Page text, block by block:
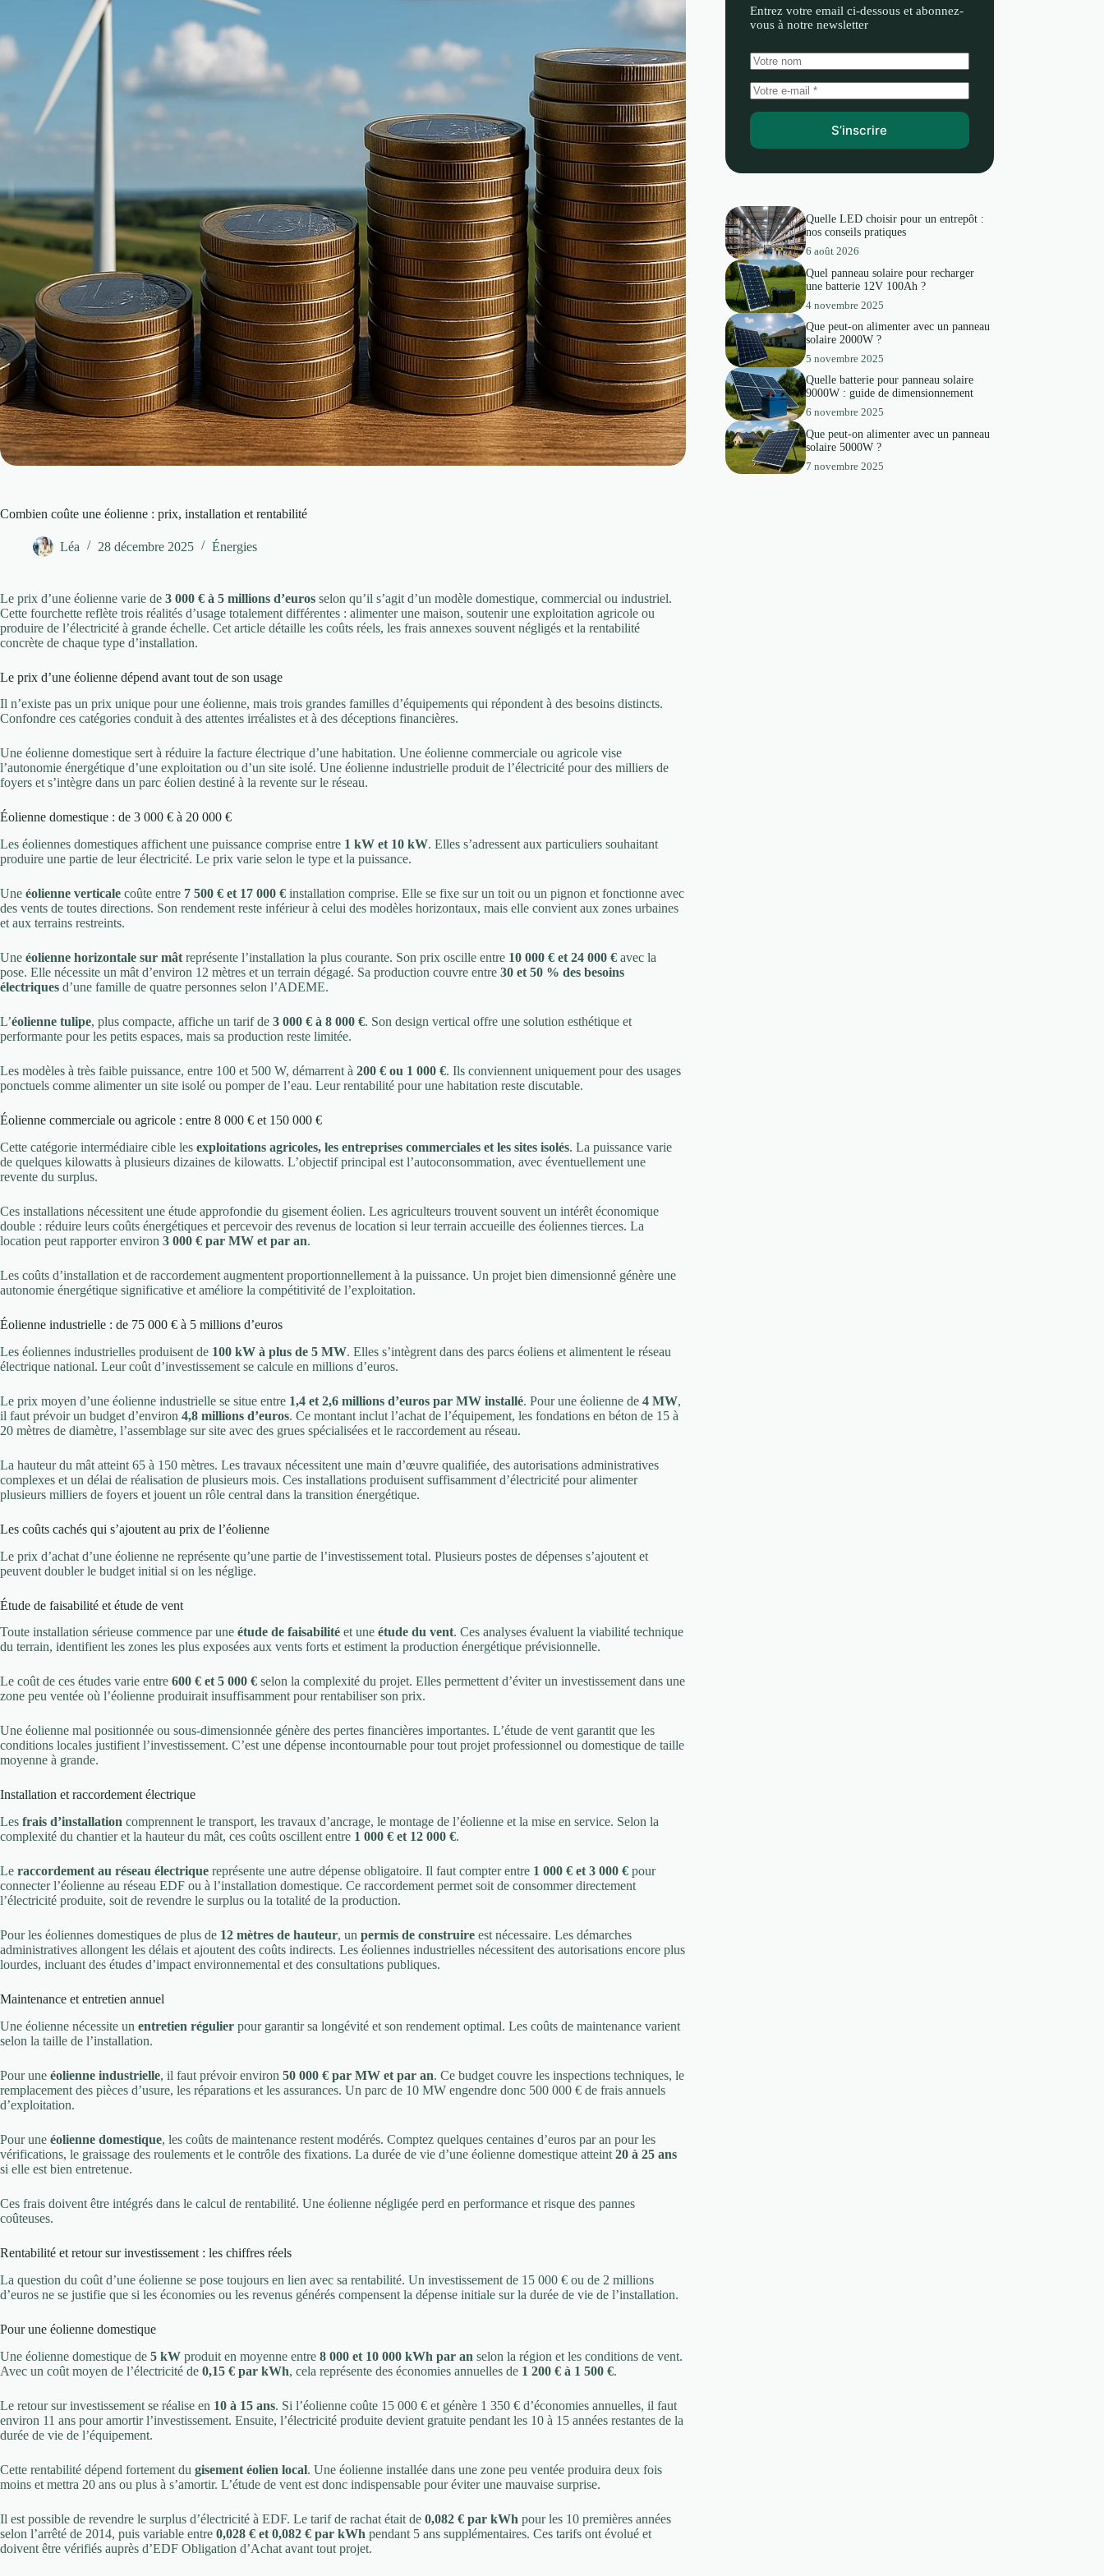
Combien coûte une éolienne : prix, installation et rentabilité
Léa 28 décembre 2025 Énergies
Le prix d’une éolienne varie de 3 000 € à 5 millions d’euros selon qu’il s’agit d’un modèle domestique, commercial ou industriel.
Cette fourchette reflète trois réalités d’usage totalement différentes : alimenter une maison, soutenir une exploitation agricole ou
produire de l’électricité à grande échelle. Cet article détaille les coûts réels, les frais annexes souvent négligés et la rentabilité
concrète de chaque type d’installation.
Le prix d’une éolienne dépend avant tout de son usage
Il n’existe pas un prix unique pour une éolienne, mais trois grandes familles d’équipements qui répondent à des besoins distincts.
Confondre ces catégories conduit à des attentes irréalistes et à des déceptions financières.
Une éolienne domestique sert à réduire la facture électrique d’une habitation. Une éolienne commerciale ou agricole vise
l’autonomie énergétique d’une exploitation ou d’un site isolé. Une éolienne industrielle produit de l’électricité pour des milliers de
foyers et s’intègre dans un parc éolien destiné à la revente sur le réseau.
Éolienne domestique : de 3 000 € à 20 000 €
Les éoliennes domestiques affichent une puissance comprise entre 1 kW et 10 kW. Elles s’adressent aux particuliers souhaitant
produire une partie de leur électricité. Le prix varie selon le type et la puissance.
Une éolienne verticale coûte entre 7 500 € et 17 000 € installation comprise. Elle se fixe sur un toit ou un pignon et fonctionne avec
des vents de toutes directions. Son rendement reste inférieur à celui des modèles horizontaux, mais elle convient aux zones urbaines
et aux terrains restreints.
Une éolienne horizontale sur mât représente l’installation la plus courante. Son prix oscille entre 10 000 € et 24 000 € avec la
pose. Elle nécessite un mât d’environ 12 mètres et un terrain dégagé. Sa production couvre entre 30 et 50 % des besoins
électriques d’une famille de quatre personnes selon l’ADEME.
L’éolienne tulipe, plus compacte, affiche un tarif de 3 000 € à 8 000 €. Son design vertical offre une solution esthétique et
performante pour les petits espaces, mais sa production reste limitée.
Les modèles à très faible puissance, entre 100 et 500 W, démarrent à 200 € ou 1 000 €. Ils conviennent uniquement pour des usages
ponctuels comme alimenter un site isolé ou pomper de l’eau. Leur rentabilité pour une habitation reste discutable.
Éolienne commerciale ou agricole : entre 8 000 € et 150 000 €
Cette catégorie intermédiaire cible les exploitations agricoles, les entreprises commerciales et les sites isolés. La puissance varie
de quelques kilowatts à plusieurs dizaines de kilowatts. L’objectif principal est l’autoconsommation, avec éventuellement une
revente du surplus.
Ces installations nécessitent une étude approfondie du gisement éolien. Les agriculteurs trouvent souvent un intérêt économique
double : réduire leurs coûts énergétiques et percevoir des revenus de location si leur terrain accueille des éoliennes tierces. La
location peut rapporter environ 3 000 € par MW et par an.
Les coûts d’installation et de raccordement augmentent proportionnellement à la puissance. Un projet bien dimensionné génère une
autonomie énergétique significative et améliore la compétitivité de l’exploitation.
Éolienne industrielle : de 75 000 € à 5 millions d’euros
Les éoliennes industrielles produisent de 100 kW à plus de 5 MW. Elles s’intègrent dans des parcs éoliens et alimentent le réseau
électrique national. Leur coût d’investissement se calcule en millions d’euros.
Le prix moyen d’une éolienne industrielle se situe entre 1,4 et 2,6 millions d’euros par MW installé. Pour une éolienne de 4 MW,
il faut prévoir un budget d’environ 4,8 millions d’euros. Ce montant inclut l’achat de l’équipement, les fondations en béton de 15 à
20 mètres de diamètre, l’assemblage sur site avec des grues spécialisées et le raccordement au réseau.
La hauteur du mât atteint 65 à 150 mètres. Les travaux nécessitent une main d’œuvre qualifiée, des autorisations administratives
complexes et un délai de réalisation de plusieurs mois. Ces installations produisent suffisamment d’électricité pour alimenter
plusieurs milliers de foyers et jouent un rôle central dans la transition énergétique.
Les coûts cachés qui s’ajoutent au prix de l’éolienne
Le prix d’achat d’une éolienne ne représente qu’une partie de l’investissement total. Plusieurs postes de dépenses s’ajoutent et
peuvent doubler le budget initial si on les néglige.
Étude de faisabilité et étude de vent
Toute installation sérieuse commence par une étude de faisabilité et une étude du vent. Ces analyses évaluent la viabilité technique
du terrain, identifient les zones les plus exposées aux vents forts et estiment la production énergétique prévisionnelle.
Le coût de ces études varie entre 600 € et 5 000 € selon la complexité du projet. Elles permettent d’éviter un investissement dans une
zone peu ventée où l’éolienne produirait insuffisamment pour rentabiliser son prix.
Une éolienne mal positionnée ou sous-dimensionnée génère des pertes financières importantes. L’étude de vent garantit que les
conditions locales justifient l’investissement. C’est une dépense incontournable pour tout projet professionnel ou domestique de taille
moyenne à grande.
Installation et raccordement électrique
Les frais d’installation comprennent le transport, les travaux d’ancrage, le montage de l’éolienne et la mise en service. Selon la
complexité du chantier et la hauteur du mât, ces coûts oscillent entre 1 000 € et 12 000 €.
Le raccordement au réseau électrique représente une autre dépense obligatoire. Il faut compter entre 1 000 € et 3 000 € pour
connecter l’éolienne au réseau EDF ou à l’installation domestique. Ce raccordement permet soit de consommer directement
l’électricité produite, soit de revendre le surplus ou la totalité de la production.
Pour les éoliennes domestiques de plus de 12 mètres de hauteur, un permis de construire est nécessaire. Les démarches
administratives allongent les délais et ajoutent des coûts indirects. Les éoliennes industrielles nécessitent des autorisations encore plus
lourdes, incluant des études d’impact environnemental et des consultations publiques.
Maintenance et entretien annuel
Une éolienne nécessite un entretien régulier pour garantir sa longévité et son rendement optimal. Les coûts de maintenance varient
selon la taille de l’installation.
Pour une éolienne industrielle, il faut prévoir environ 50 000 € par MW et par an. Ce budget couvre les inspections techniques, le
remplacement des pièces d’usure, les réparations et les assurances. Un parc de 10 MW engendre donc 500 000 € de frais annuels
d’exploitation.
Pour une éolienne domestique, les coûts de maintenance restent modérés. Comptez quelques centaines d’euros par an pour les
vérifications, le graissage des roulements et le contrôle des fixations. La durée de vie d’une éolienne domestique atteint 20 à 25 ans
si elle est bien entretenue.
Ces frais doivent être intégrés dans le calcul de rentabilité. Une éolienne négligée perd en performance et risque des pannes
coûteuses.
Rentabilité et retour sur investissement : les chiffres réels
La question du coût d’une éolienne se pose toujours en lien avec sa rentabilité. Un investissement de 15 000 € ou de 2 millions
d’euros ne se justifie que si les économies ou les revenus générés compensent la dépense initiale sur la durée de vie de l’installation.
Pour une éolienne domestique
Une éolienne domestique de 5 kW produit en moyenne entre 8 000 et 10 000 kWh par an selon la région et les conditions de vent.
Avec un coût moyen de l’électricité de 0,15 € par kWh, cela représente des économies annuelles de 1 200 € à 1 500 €.
Le retour sur investissement se réalise en 10 à 15 ans. Si l’éolienne coûte 15 000 € et génère 1 350 € d’économies annuelles, il faut
environ 11 ans pour amortir l’investissement. Ensuite, l’électricité produite devient gratuite pendant les 10 à 15 années restantes de la
durée de vie de l’équipement.
Cette rentabilité dépend fortement du gisement éolien local. Une éolienne installée dans une zone peu ventée produira deux fois
moins et mettra 20 ans ou plus à s’amortir. L’étude de vent est donc indispensable pour éviter une mauvaise surprise.
Il est possible de revendre le surplus d’électricité à EDF. Le tarif de rachat était de 0,082 € par kWh pour les 10 premières années
selon l’arrêté de 2014, puis variable entre 0,028 € et 0,082 € par kWh pendant 5 ans supplémentaires. Ces tarifs ont évolué et
doivent être vérifiés auprès d’EDF Obligation d’Achat avant tout projet.
Entrez votre email ci-dessous et abonnez-
vous à notre newsletter
S’inscrire
Quelle LED choisir pour un entrepôt :
nos conseils pratiques
6 août 2026
Quel panneau solaire pour recharger
une batterie 12V 100Ah ?
4 novembre 2025
Que peut-on alimenter avec un panneau
solaire 2000W ?
5 novembre 2025
Quelle batterie pour panneau solaire
9000W : guide de dimensionnement
6 novembre 2025
Que peut-on alimenter avec un panneau
solaire 5000W ?
7 novembre 2025